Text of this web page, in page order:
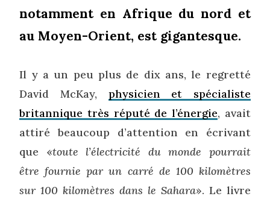
notamment en Afrique du nord et
au Moyen-Orient, est gigantesque.
Il y a un peu plus de dix ans, le regretté
David McKay, physicien et spécialiste
britannique très réputé de l’énergie, avait
attiré beaucoup d’attention en écrivant
que «toute l’électricité du monde pourrait
être fournie par un carré de 100 kilomètres
sur 100 kilomètres dans le Sahara». Le livre